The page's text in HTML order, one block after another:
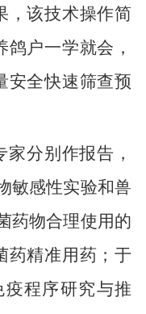
，该技术操作简
户一学就会，
安全快速筛查预
分别作报告，
敏感性实验和兽
药物合理使用的
药精准用药；于
程序研究与推